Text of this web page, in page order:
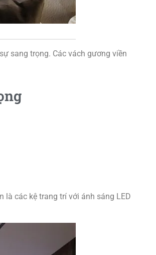
sang trọng. Các vách gương viền
là các kệ trang trí với ánh sáng LED